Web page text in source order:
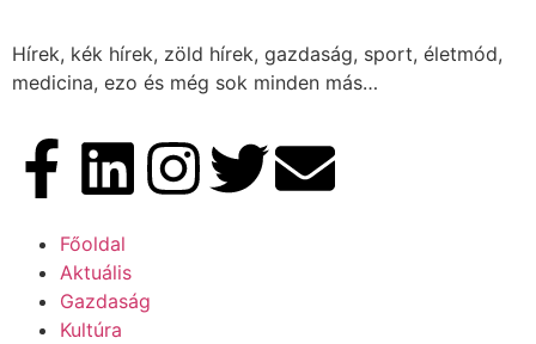
Hírek, kék hírek, zöld hírek, gazdaság, sport, életmód,
medicina, ezo és még sok minden más…
Főoldal
Aktuális
Gazdaság
Kultúra